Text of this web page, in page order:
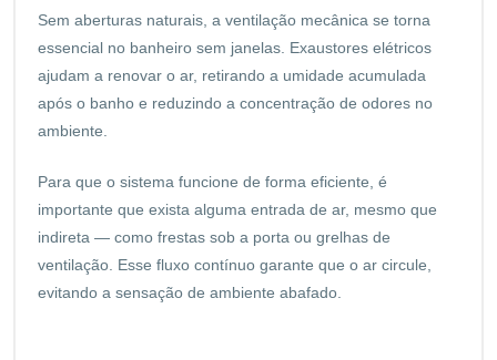
Sem aberturas naturais, a ventilação mecânica se torna
essencial no banheiro sem janelas. Exaustores elétricos
ajudam a renovar o ar, retirando a umidade acumulada
após o banho e reduzindo a concentração de odores no
ambiente.
Para que o sistema funcione de forma eficiente, é
importante que exista alguma entrada de ar, mesmo que
indireta — como frestas sob a porta ou grelhas de
ventilação. Esse fluxo contínuo garante que o ar circule,
evitando a sensação de ambiente abafado.